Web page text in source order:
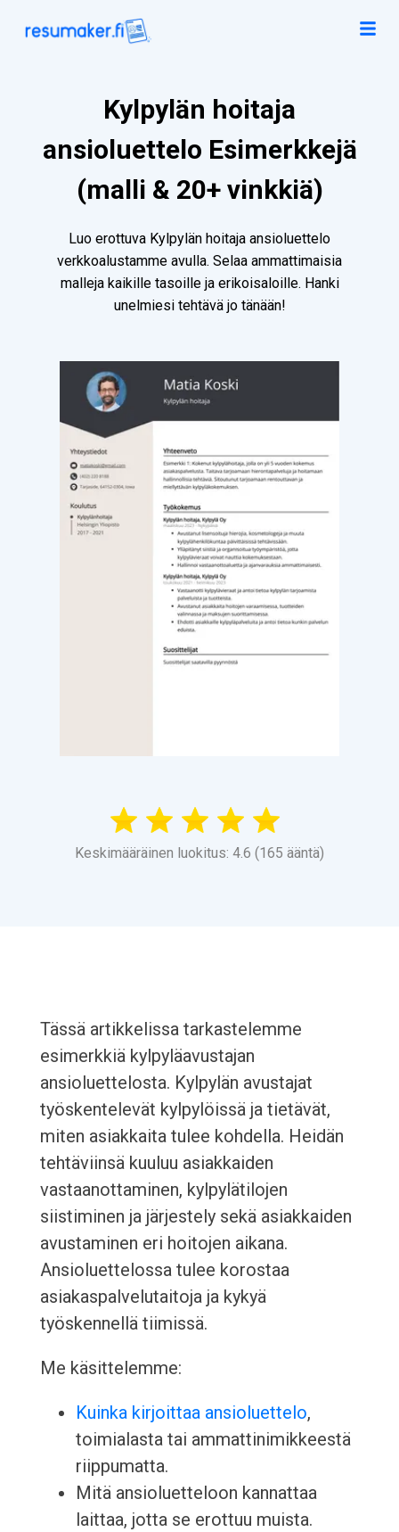
Kylpylän hoitaja
ansioluettelo Esimerkkejä
(malli & 20+ vinkkiä)
Luo erottuva Kylpylän hoitaja ansioluettelo
verkkoalustamme avulla. Selaa ammattimaisia
malleja kaikille tasoille ja erikoisaloille. Hanki
unelmiesi tehtävä jo tänään!
Keskimääräinen luokitus: 4.6 (165 ääntä)
Tässä artikkelissa tarkastelemme
esimerkkiä kylpyläavustajan
ansioluettelosta. Kylpylän avustajat
työskentelevät kylpylöissä ja tietävät,
miten asiakkaita tulee kohdella. Heidän
tehtäviinsä kuuluu asiakkaiden
vastaanottaminen, kylpylätilojen
siistiminen ja järjestely sekä asiakkaiden
avustaminen eri hoitojen aikana.
Ansioluettelossa tulee korostaa
asiakaspalvelutaitoja ja kykyä
työskennellä tiimissä.
Me käsittelemme:
Kuinka kirjoittaa ansioluettelo,
toimialasta tai ammattinimikkeestä
riippumatta.
Mitä ansioluetteloon kannattaa
laittaa, jotta se erottuu muista.